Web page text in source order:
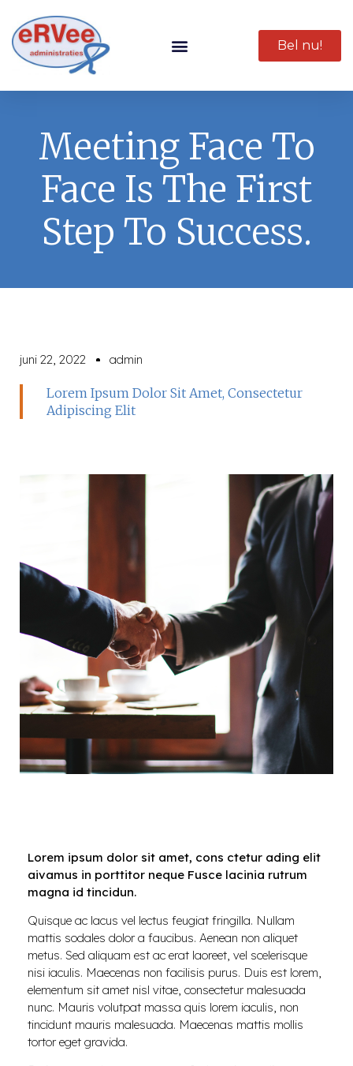
Bel nu!
Meeting Face To
Face Is The First
Step To Success.
juni 22, 2022 admin
Lorem Ipsum Dolor Sit Amet, Consectetur
Adipiscing Elit
Lorem ipsum dolor sit amet, cons ctetur ading elit
aivamus in porttitor neque Fusce lacinia rutrum
magna id tincidun.
Quisque ac lacus vel lectus feugiat fringilla. Nullam
mattis sodales dolor a faucibus. Aenean non aliquet
metus. Sed aliquam est ac erat laoreet, vel scelerisque
nisi iaculis. Maecenas non facilisis purus. Duis est lorem,
elementum sit amet nisl vitae, consectetur malesuada
nunc. Mauris volutpat massa quis lorem iaculis, non
tincidunt mauris malesuada. Maecenas mattis mollis
tortor eget gravida.